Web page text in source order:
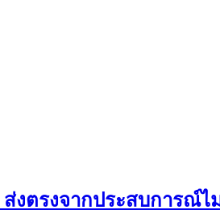
ส่งตรงจากประสบการณ์ไ